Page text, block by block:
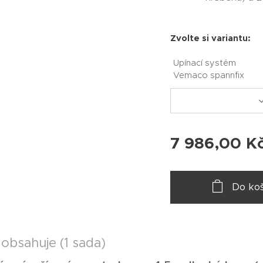
Zvolte si variantu:
Upínací systém
Vemaco spannfix
7 986,00
Do
(1 sada)